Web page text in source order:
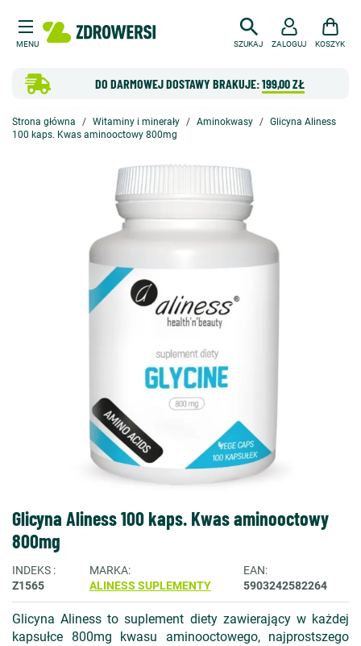
MENU SZUKAJ
DO DARMOWEJ DOSTAWY BRAKUJE:199,00 ZŁ
ZALOGUJ KOSZYK
Strona główna Witaminy i minerały Aminokwasy
Glicyna Aliness
100 kaps. Kwas aminooctowy 800mg
Glicyna Aliness 100 kaps. Kwas aminooctowy
800mg
INDEKS
Z1565
MARKA
ALINESS SUPLEMENTY
EAN
5903242582264
Glicyna Aliness to suplement diety zawierający w każdej
kapsułce 800mg kwasu aminooctowego, najprostszego